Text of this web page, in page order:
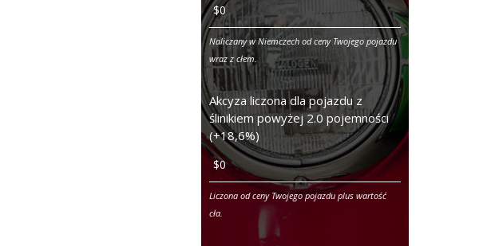
Naliczany w Niemczech od ceny Twojego pojazdu
wraz z cłem.
Akcyza liczona dla pojazdu z
ślinikiem powyżej 2.0 pojemności
(+18,6%)
Liczona od ceny Twojego pojazdu plus wartość
cła.